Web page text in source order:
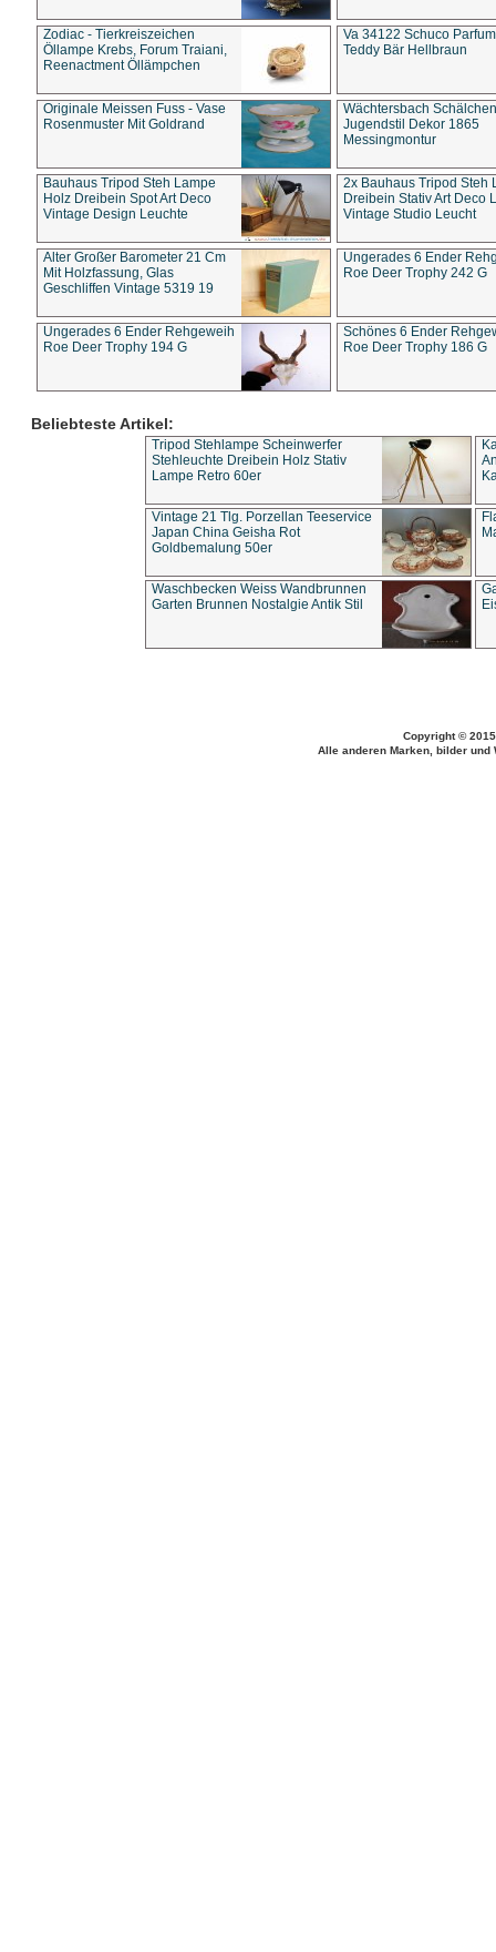
Zodiac - Tierkreiszeichen
Öllampe Krebs, Forum Traiani,
Reenactment Öllämpchen
Va 34122 Schuco
Teddy Bär Hellbraun
Originale Meissen Fuss - Vase
Rosenmuster Mit Goldrand
Wächtersbach Schälchen
Jugendstil Dekor 1865
Messingmontur
Bauhaus Tripod Steh Lampe
Holz Dreibein Spot Art Deco
Vintage Design Leuchte
2x Bauhaus Tripod Steh
Dreibein Stativ Art Deco
Vintage Studio Leucht
Alter Großer Barometer 21 Cm
Mit Holzfassung, Glas
Geschliffen Vintage 5319 19
Ungerades 6 Ender
Roe Deer Trophy 242 G
Ungerades 6 Ender Rehgeweih
Roe Deer Trophy 194 G
Schönes 6 Ender
Roe Deer Trophy 186 G
Beliebteste Artikel:
Tripod Stehlampe Scheinwerfer
Stehleuchte Dreibein Holz Stativ
Lampe Retro 60er
Vintage 21 Tlg. Porzellan Teeservice
Japan China Geisha Rot
Goldbemalung 50er
Waschbecken Weiss Wandbrunnen
Garten Brunnen Nostalgie Antik Stil
Copyright ©
Alle anderen Marken, bilder und